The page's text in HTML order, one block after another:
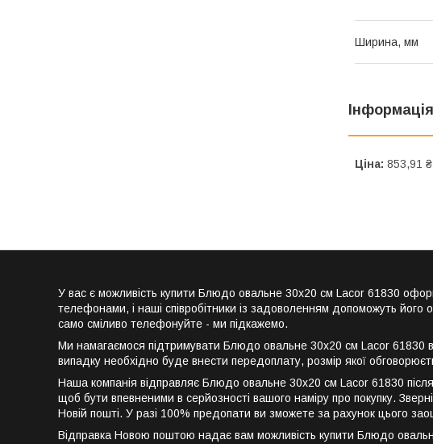
Ширина, мм
Ціна: 853,91 ₴
У вас є можливість купити Блюдо овальне 30х20 см Lacor 61830
телефонами, і наші співробітники із задоволенням допоможуть
само сміливо телефонуйте - ми підкажемо.
Ми намагаємося підтримувати Блюдо овальне 30х20 см Lacor 61830
випадку необхідно буде внести передоплату, розмір якої
Наша компанія відправляє Блюдо овальне 30х20 см Lacor 61830
щоб бути впевненими в серйозності вашого наміру про покупку.
Новій пошті. У разі 100% предопати ви зможете за рахунок цього
Відправка Новою поштою надає вам можливість купити Блюдо